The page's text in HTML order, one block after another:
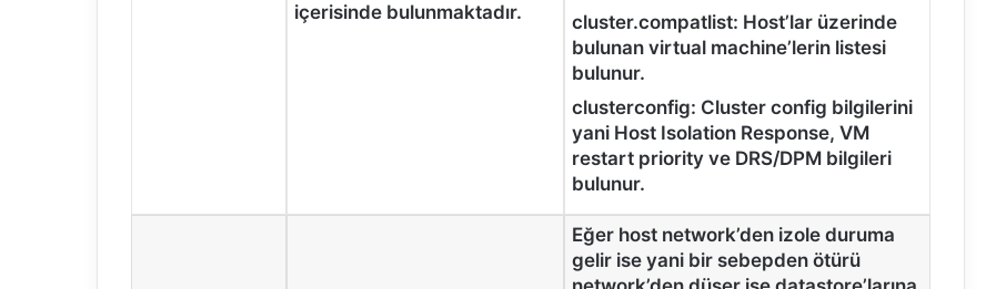
içerisinde bulunmaktadır.
cluster.compatlist: Host’lar üzerinde
bulunan virtual machine’lerin listesi
bulunur.
clusterconfig: Cluster config bilgilerini
yani Host Isolation Response, VM
restart priority ve DRS/DPM bilgileri
bulunur.
Eğer host network’den izole duruma
gelir ise yani bir sebepden ötürü